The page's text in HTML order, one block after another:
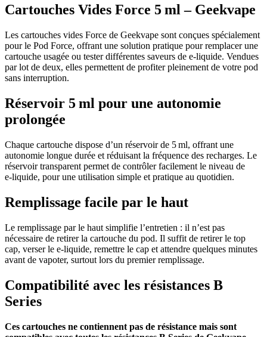
Cartouches Vides Force 5 ml – Geekvape
Les cartouches vides Force de Geekvape sont conçues spécialement
pour le Pod Force, offrant une solution pratique pour remplacer une
cartouche usagée ou tester différentes saveurs de e‑liquide. Vendues
par lot de deux, elles permettent de profiter pleinement de votre pod
sans interruption.
Réservoir 5 ml pour une autonomie
prolongée
Chaque cartouche dispose d’un réservoir de 5 ml, offrant une
autonomie longue durée et réduisant la fréquence des recharges. Le
réservoir transparent permet de contrôler facilement le niveau de
e‑liquide, pour une utilisation simple et pratique au quotidien.
Remplissage facile par le haut
Le remplissage par le haut simplifie l’entretien : il n’est pas
nécessaire de retirer la cartouche du pod. Il suffit de retirer le top
cap, verser le e‑liquide, remettre le cap et attendre quelques minutes
avant de vapoter, surtout lors du premier remplissage.
Compatibilité avec les résistances B
Series
Ces cartouches ne contiennent pas de résistance mais sont